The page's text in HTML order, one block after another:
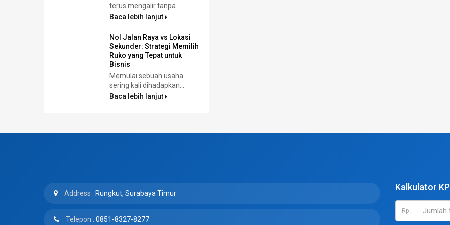
terus mengalir tanpa...
Baca lebih lanjut
Nol Jalan Raya vs Lokasi
Sekunder: Strategi Memilih
Ruko yang Tepat untuk
Bisnis
Memulai sebuah usaha
sering kali dihadapkan...
Baca lebih lanjut
Address : Rungkut, Surabaya Timur
Telepon : 0851-8327-8277
Kalkulator
Rp